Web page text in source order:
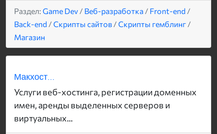
Раздел: Game Dev / Веб-разработка / Front-end /
Back-end /Скрипты сайтов /Скрипты гемблинг /
Магазин
Макхост...
Услуги веб-хостинга, регистрации доменных
имен, аренды выделенных серверов и
виртуальных...